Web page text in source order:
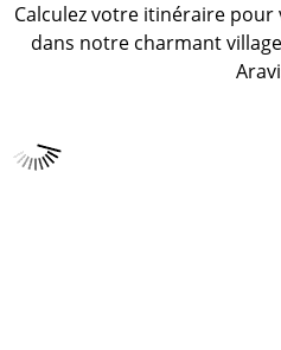
Calculez votre itinéraire pour
dans notre charmant